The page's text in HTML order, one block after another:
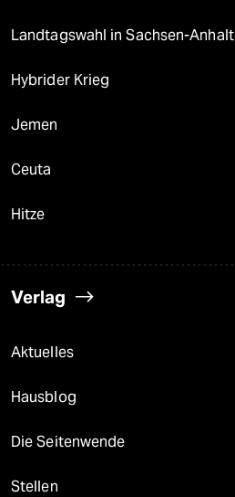
Landtagswahl in Sachsen-Anhalt
Hybrider Krieg
Jemen
Ceuta
Hitze
Verlag
Aktuelles
Hausblog
Die Seitenwende
Stellen